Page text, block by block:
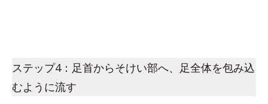
ステップ4：足首からそけい部へ、足全体を包み込
むように流す